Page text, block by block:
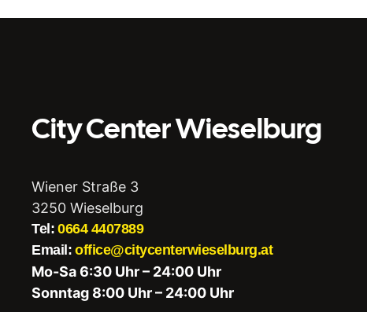
City Center Wieselburg
Wiener Straße 3
3250 Wieselburg
Tel: 0664 4407889
Email: office@citycenterwieselburg.at
Mo-Sa 6:30 Uhr – 24:00 Uhr
Sonntag 8:00 Uhr – 24:00 Uhr